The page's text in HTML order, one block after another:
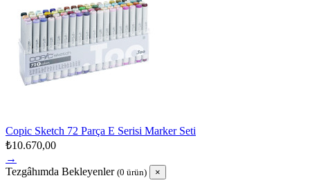
Copic Sketch 72 Parça E Serisi Marker Seti
₺10.670,00
→
Tezgâhımda Bekleyenler (0 ürün) ×